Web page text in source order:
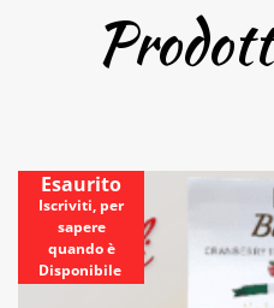
Esaurito
Iscriviti, per
sapere
quando è
Disponibile